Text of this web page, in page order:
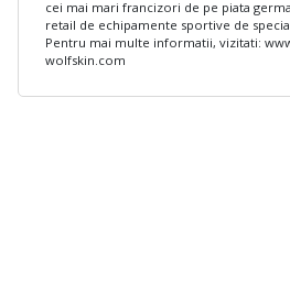
cei mai mari francizori de pe piata
retail de echipamente sportive de
Pentru mai multe informatii, vizitati:
wolfskin.com